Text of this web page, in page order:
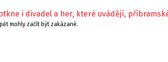
i divadel a her, které uvádějí,
mohly začít být zakázané.